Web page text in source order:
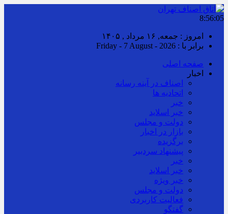
8:56:05
امروز : جمعه, ۱۶ مرداد , ۱۴۰۵
برابر با : Friday - 7 August - 2026
صفحه اصلی
اخبار
اصناف در آینه رسانه
اتحادیه ها
خبر
خبر اسلايد
دولت و مجلس
بازار در اخبار
برگزیده
پیشنهاد سردبیر
خبر
خبر اسلايد
خبر ویژه
دولت و مجلس
فعالیت کاربردی
گفتگو